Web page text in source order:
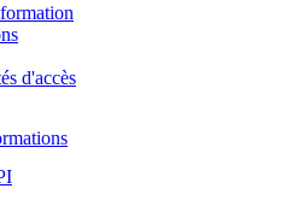
d'accès